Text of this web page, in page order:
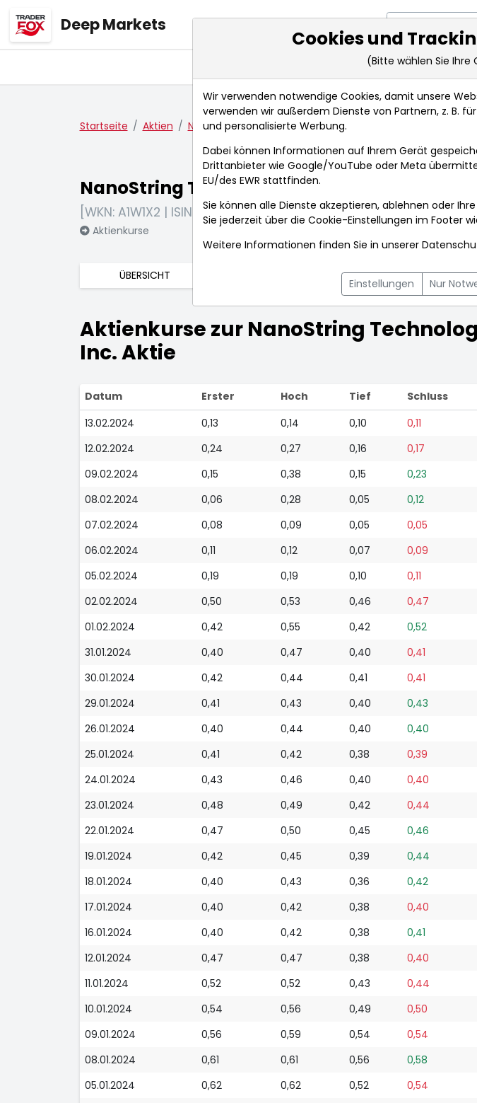
Deep Markets
Markt-Analysen Market Tools
Startseite Aktien NanoString Technologies Inc. Aktienkurse
NanoString Technologies Inc.
[WKN: A1W1X2 | ISIN: US63009R1095]
Aktienkurse
ÜBERSICHT NACHRICHTEN
Aktienkurse zur NanoString
Inc. Aktie
Datum Erster Hoch Tief Schluss
13.02.2024
0,13 0,14 0,10 0,11
12.02.2024
0,24 0,27 0,16 0,17
09.02.2024
0,15 0,38 0,15 0,23
08.02.2024
0,06 0,28 0,05 0,12
07.02.2024
0,08 0,09 0,05 0,05
06.02.2024
0,11 0,12 0,07 0,09
05.02.2024
0,19 0,19 0,10 0,11
02.02.2024
0,50 0,53 0,46 0,47
01.02.2024
0,42 0,55 0,42 0,52
31.01.2024
0,40 0,47 0,40 0,41
30.01.2024
0,42 0,44 0,41 0,41
29.01.2024
0,41 0,43 0,40 0,43
26.01.2024
0,40 0,44 0,40 0,40
25.01.2024
0,41 0,42 0,38 0,39
24.01.2024
0,43 0,46 0,40 0,40
23.01.2024
0,48 0,49 0,42 0,44
22.01.2024
0,47 0,50 0,45 0,46
19.01.2024
0,42 0,45 0,39 0,44
18.01.2024
0,40 0,43 0,36 0,42
17.01.2024
0,40 0,42 0,38 0,40
16.01.2024
0,40 0,42 0,38 0,41
12.01.2024
0,47 0,47 0,38 0,40
11.01.2024
0,52 0,52 0,43 0,44
10.01.2024
0,54 0,56 0,49 0,50
09.01.2024
0,56 0,59 0,54 0,54
08.01.2024
0,61 0,61 0,56 0,58
05.01.2024
0,62 0,62 0,52 0,54
Cookies und
(Bitte wählen Sie Ihre
Wir verwenden notwendige Cookies, damit unsere
verwenden wir außerdem Dienste von Partnern, z. B.
und personalisierte Werbung.
Dabei können Informationen auf Ihrem Gerät
Drittanbieter wie Google/YouTube oder Meta
EU/des EWR stattfinden.
Sie können alle Dienste akzeptieren, ablehnen oder
Sie jederzeit über die Cookie-Einstellungen im Footer
Weitere Informationen finden Sie in unserer
Einstellungen Nur